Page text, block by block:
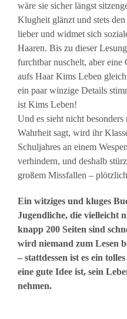
wäre sie sicher längst
Klugheit glänzt und stets
lieber und widmet sich
Haaren. Bis zu dieser
furchtbar nuschelt, aber eine
aufs Haar Kims Leben
ein paar winzige Details
ist Kims Leben!
Und es sieht nicht
Wahrheit sagt, wird ihr
Schuljahres an einem
verhindern, und deshalb
großem Missfallen –
Ein witziges und kluges
Jugendliche, die vielleicht
knapp 200 Seiten sind
wird niemand zum Lesen
– stattdessen ist es ein
eine gute Idee ist, sein
nehmen.